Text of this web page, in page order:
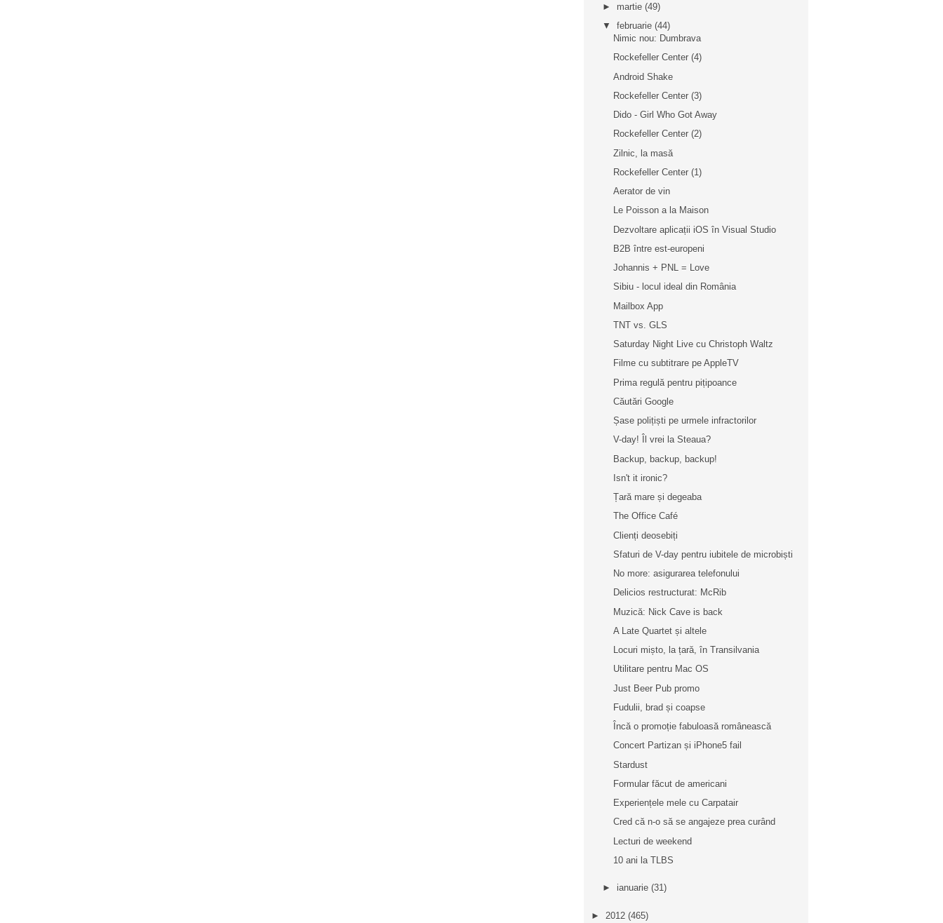
► martie (49)
▼ februarie (44)
Nimic nou: Dumbrava
Rockefeller Center (4)
Android Shake
Rockefeller Center (3)
Dido - Girl Who Got Away
Rockefeller Center (2)
Zilnic, la masă
Rockefeller Center (1)
Aerator de vin
Le Poisson a la Maison
Dezvoltare aplicații iOS în Visual Studio
B2B între est-europeni
Johannis + PNL = Love
Sibiu - locul ideal din România
Mailbox App
TNT vs. GLS
Saturday Night Live cu Christoph Waltz
Filme cu subtitrare pe AppleTV
Prima regulă pentru pițipoance
Căutări Google
Șase polițiști pe urmele infractorilor
V-day! Îl vrei la Steaua?
Backup, backup, backup!
Isn't it ironic?
Țară mare și degeaba
The Office Café
Clienți deosebiți
Sfaturi de V-day pentru iubitele de microbiști
No more: asigurarea telefonului
Delicios restructurat: McRib
Muzică: Nick Cave is back
A Late Quartet și altele
Locuri mișto, la țară, în Transilvania
Utilitare pentru Mac OS
Just Beer Pub promo
Fudulii, brad și coapse
Încă o promoție fabuloasă românească
Concert Partizan și iPhone5 fail
Stardust
Formular făcut de americani
Experiențele mele cu Carpatair
Cred că n-o să se angajeze prea curând
Lecturi de weekend
10 ani la TLBS
► ianuarie (31)
► 2012 (465)